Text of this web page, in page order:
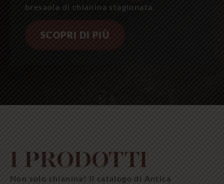
bresaola di chianina stagionata.
SCOPRI DI PIÙ
I PRODOTTI
Non solo chianina! Il catalogo di Antica